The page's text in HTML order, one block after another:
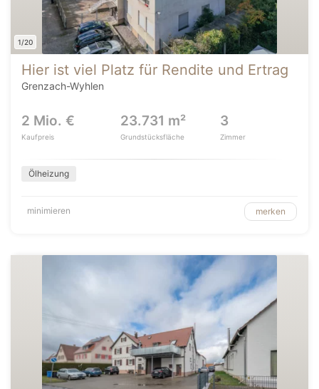
1/20
Hier ist viel Platz für Rendite und Ertrag
Grenzach-Wyhlen
2 Mio. €
Kaufpreis
23.731 m²
Grundstücksfläche
3
Zimmer
Ölheizung
minimieren merken